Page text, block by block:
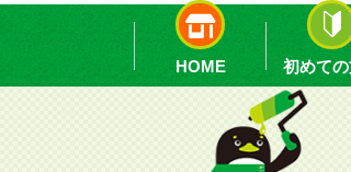
HOME 初めて